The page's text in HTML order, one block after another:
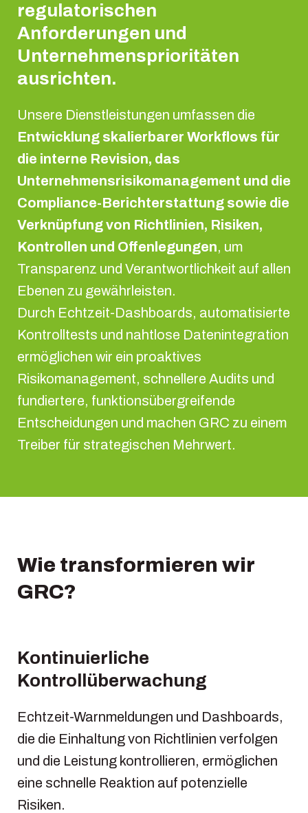
regulatorischen
Anforderungen und
Unternehmensprioritäten
ausrichten.
Unsere Dienstleistungen umfassen die
Entwicklung skalierbarer Workflows für
die interne Revision, das
Unternehmensrisikomanagement und die
Compliance-Berichterstattung sowie die
Verknüpfung von Richtlinien, Risiken,
Kontrollen und Offenlegungen, um
Transparenz und Verantwortlichkeit auf allen
Ebenen zu gewährleisten.
Durch Echtzeit-Dashboards, automatisierte
Kontrolltests und nahtlose Datenintegration
ermöglichen wir ein proaktives
Risikomanagement, schnellere Audits und
fundiertere, funktionsübergreifende
Entscheidungen und machen GRC zu einem
Treiber für strategischen Mehrwert.
Wie transformieren wir
GRC?
Kontinuierliche
Kontrollüberwachung
Echtzeit-Warnmeldungen und Dashboards,
die die Einhaltung von Richtlinien verfolgen
und die Leistung kontrollieren, ermöglichen
eine schnelle Reaktion auf potenzielle
Risiken.